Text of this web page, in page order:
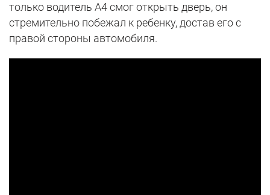
только водитель A4 смог открыть дверь, он
стремительно побежал к ребенку, достав его с
правой стороны автомобиля.